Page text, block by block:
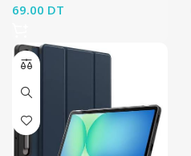
69.00 DT